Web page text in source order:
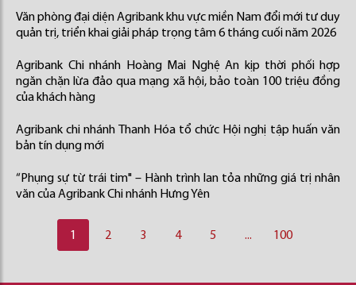
Văn phòng đại diện Agribank khu vực miền Nam đổi mới tư duy
quản trị, triển khai giải pháp trọng tâm 6 tháng cuối năm 2026
Agribank Chi nhánh Hoàng Mai Nghệ An kịp thời phối hợp
ngăn chặn lừa đảo qua mạng xã hội, bảo toàn 100 triệu đồng
của khách hàng
Agribank chi nhánh Thanh Hóa tổ chức Hội nghị tập huấn văn
bản tín dụng mới
“Phụng sự từ trái tim" – Hành trình lan tỏa những giá trị nhân
văn của Agribank Chi nhánh Hưng Yên
1 2 3 4 5 ... 100